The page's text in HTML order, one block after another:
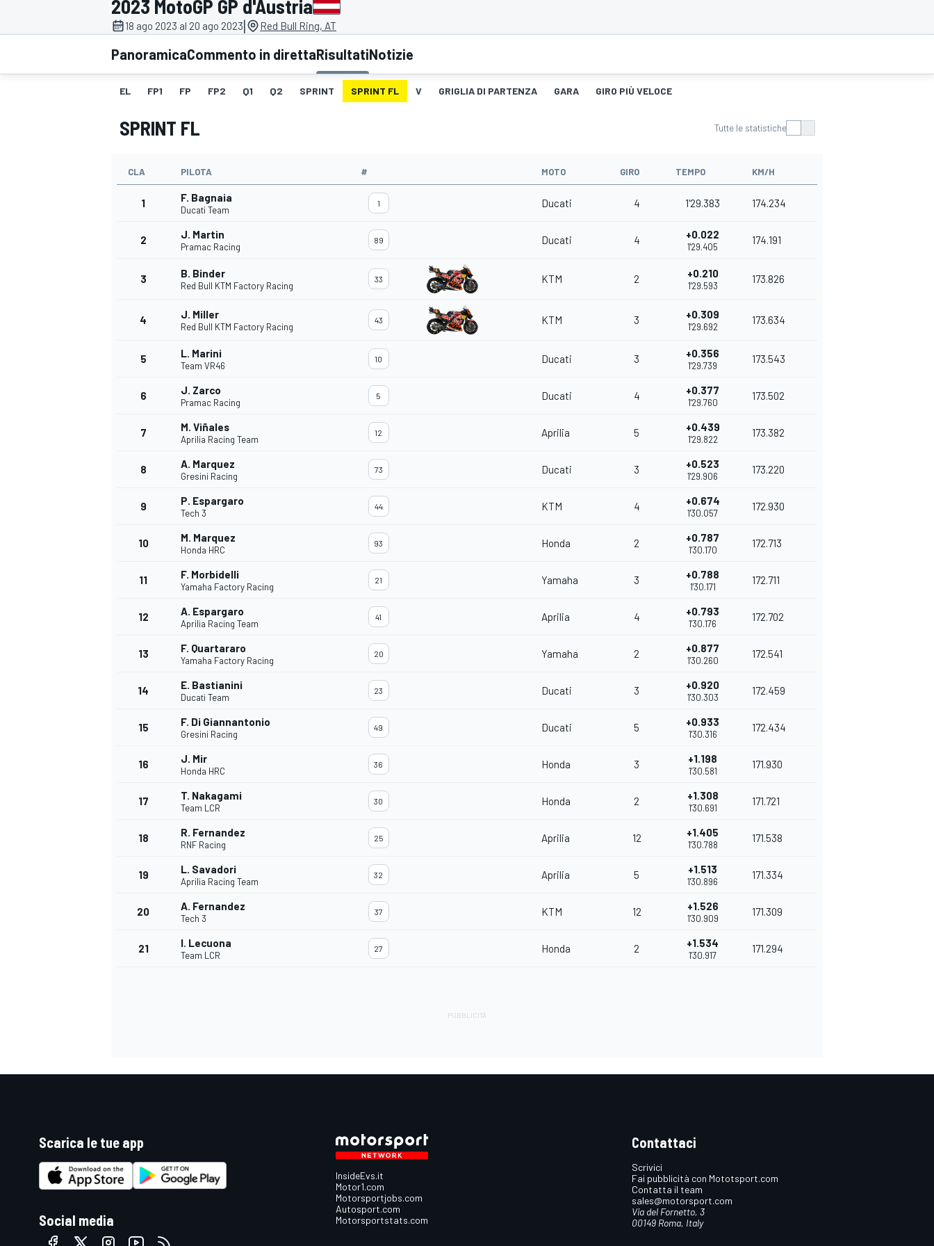
MOTOGP WEC
WRC
ENDURANCE/GT
2023 MotoGP GP d'Austria
18 ago 2023 al 20 ago 2023| Red Bull Ring, AT
PanoramicaCommento in direttaRisultatiNotizie
EL FP1 FP FP2 Q1 Q2 SPRINT SPRINT FL V GRIGLIA DI PARTENZA GARA GIRO PIÙ VELOCE
SPRINT FL Tutte le statistiche
CLA PILOTA # MOTO GIRO TEMPO KM/H
1 F. Bagnaia
Ducati Team
1 Ducati 4 1'29.383 174.234
2 J. Martin
Pramac Racing
89 Ducati 4 +0.022
1'29.405
174.191
3 B. Binder
Red Bull KTM Factory Racing
33 KTM 2 +0.210
1'29.593
173.826
4 J. Miller
Red Bull KTM Factory Racing
43 KTM 3 +0.309
1'29.692
173.634
5 L. Marini
Team VR46
10 Ducati 3 +0.356
1'29.739
173.543
6 J. Zarco
Pramac Racing
5 Ducati 4 +0.377
1'29.760
173.502
7 M. Viñales
Aprilia Racing Team
12 Aprilia 5 +0.439
1'29.822
173.382
8 A. Marquez
Gresini Racing
73 Ducati 3 +0.523
1'29.906
173.220
9 P. Espargaro
Tech 3
44 KTM 4 +0.674
1'30.057
172.930
10 M. Marquez
Honda HRC
93 Honda 2 +0.787
1'30.170
172.713
11 F. Morbidelli
Yamaha Factory Racing
21 Yamaha 3 +0.788
1'30.171
172.711
12 A. Espargaro
Aprilia Racing Team
41 Aprilia 4 +0.793
1'30.176
172.702
13 F. Quartararo
Yamaha Factory Racing
20 Yamaha 2 +0.877
1'30.260
172.541
14 E. Bastianini
Ducati Team
23 Ducati 3 +0.920
1'30.303
172.459
15 F. Di Giannantonio
Gresini Racing
49 Ducati 5 +0.933
1'30.316
172.434
16 J. Mir
Honda HRC
36 Honda 3 +1.198
1'30.581
171.930
17 T. Nakagami
Team LCR
30 Honda 2 +1.308
1'30.691
171.721
18 R. Fernandez
RNF Racing
25 Aprilia 12 +1.405
1'30.788
171.538
19 L. Savadori
Aprilia Racing Team
32 Aprilia 5 +1.513
1'30.896
171.334
20 A. Fernandez
Tech 3
37 KTM 12 +1.526
1'30.909
171.309
21 I. Lecuona
Team LCR
27 Honda 2 +1.534
1'30.917
171.294
Scarica le tue app
Social media
InsideEvs.it
Motor1.com
Motorsportjobs.com
Autosport.com
Motorsportstats.com
Contattaci
Scrivici
Fai pubblicità con Mototsport.com
Contatta il team
sales@motorsport.com
Via del Fornetto, 3
00149 Roma, Italy